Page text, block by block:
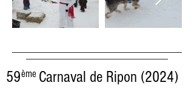
59 Carnaval de Ripon (2024)
ème